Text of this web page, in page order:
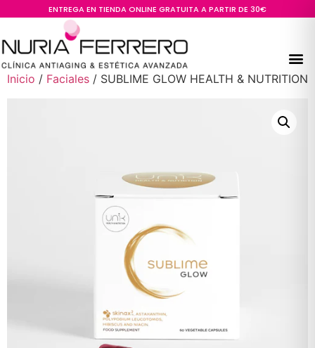
ENTREGA EN TIENDA ONLINE GRATUITA A PARTIR DE 30€
Inicio / Faciales / SUBLIME GLOW HEALTH & NUTRITION